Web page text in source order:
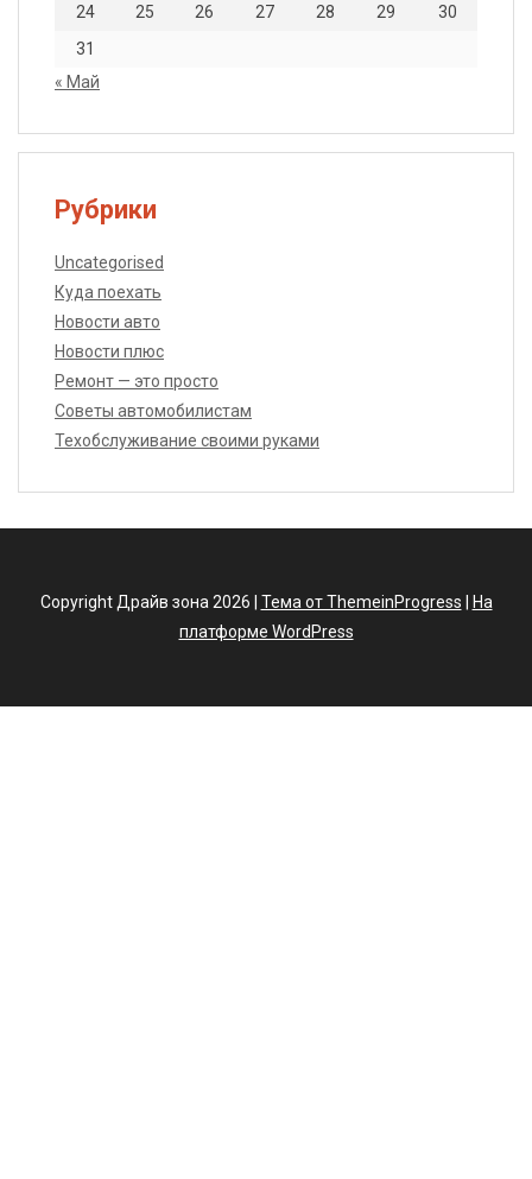
24
25 26 27 28 29
30
31
« Май
Рубрики
Uncategorised
Куда поехать
Новости авто
Новости плюс
Ремонт — это просто
Советы автомобилистам
Техобслуживание своими руками
Copyright Драйв зона 2026 | Тема от ThemeinProgress
На
платформе WordPress